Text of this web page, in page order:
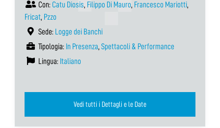
Con: Catu Diosis, Filippo Di Mauro, Francesco Mariotti,
Fricat, Pzzo
Sede: Logge dei Banchi
Tipologia: In Presenza, Spettacoli & Performance
Lingua: Italiano
Vedi tutti i Dettagli e le Date